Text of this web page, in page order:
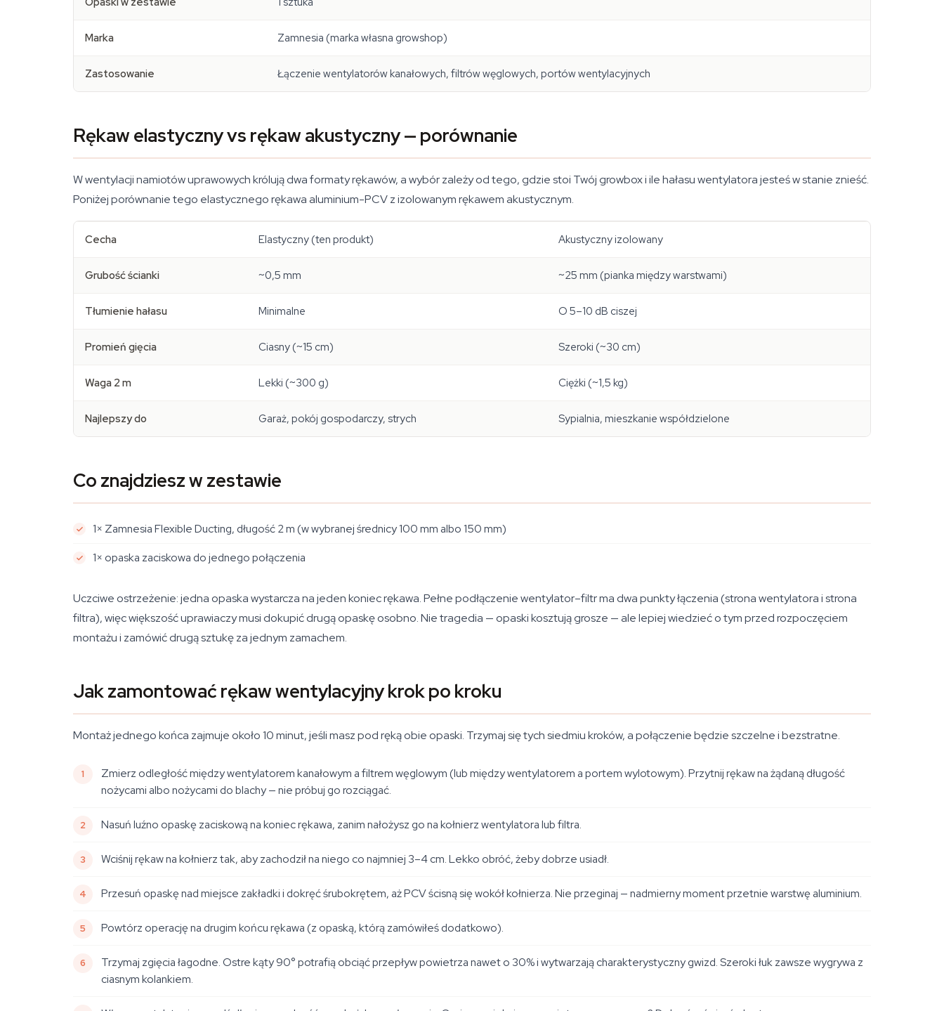
Marka Zamnesia (marka własna growshop)
Zastosowanie Łączenie wentylatorów kanałowych, filtrów węglowych, portów wentylacyjnych
Rękaw elastyczny vs rękaw akustyczny — porównanie
W wentylacji namiotów uprawowych królują dwa formaty rękawów, a wybór zależy od tego, gdzie stoi Twój growbox i ile hałasu wentylatora jesteś w stanie znieść.
Poniżej porównanie tego elastycznego rękawa aluminium-PCV z izolowanym rękawem akustycznym.
Cecha Elastyczny (ten produkt) Akustyczny izolowany
Grubość ścianki ~0,5 mm ~25 mm (pianka między warstwami)
Tłumienie hałasu Minimalne O 5–10 dB ciszej
Promień gięcia Ciasny (~15 cm) Szeroki (~30 cm)
Waga 2 m Lekki (~300 g) Ciężki (~1,5 kg)
Najlepszy do Garaż, pokój gospodarczy, strych Sypialnia, mieszkanie współdzielone
Co znajdziesz w zestawie
1× Zamnesia Flexible Ducting, długość 2 m (w wybranej średnicy 100 mm albo 150 mm)
1× opaska zaciskowa do jednego połączenia
Uczciwe ostrzeżenie: jedna opaska wystarcza na jeden koniec rękawa. Pełne podłączenie wentylator–filtr ma dwa punkty łączenia (strona wentylatora i strona
filtra), więc większość uprawiaczy musi dokupić drugą opaskę osobno. Nie tragedia — opaski kosztują grosze — ale lepiej wiedzieć o tym przed rozpoczęciem
montażu i zamówić drugą sztukę za jednym zamachem.
Jak zamontować rękaw wentylacyjny krok po kroku
Montaż jednego końca zajmuje około 10 minut, jeśli masz pod ręką obie opaski. Trzymaj się tych siedmiu kroków, a połączenie będzie szczelne i bezstratne.
Zmierz odległość między wentylatorem kanałowym a filtrem węglowym (lub między wentylatorem a portem wylotowym). Przytnij rękaw na żądaną długość
nożycami albo nożycami do blachy — nie próbuj go rozciągać.
Nasuń luźno opaskę zaciskową na koniec rękawa, zanim nałożysz go na kołnierz wentylatora lub filtra.
Wciśnij rękaw na kołnierz tak, aby zachodził na niego co najmniej 3–4 cm. Lekko obróć, żeby dobrze usiadł.
Przesuń opaskę nad miejsce zakładki i dokręć śrubokrętem, aż PCV ścisną się wokół kołnierza. Nie przeginaj — nadmierny moment przetnie warstwę aluminium.
Powtórz operację na drugim końcu rękawa (z opaską, którą zamówiłeś dodatkowo).
Trzymaj zgięcia łagodne. Ostre kąty 90° potrafią obciąć przepływ powietrza nawet o 30% i wytwarzają charakterystyczny gwizd. Szeroki łuk zawsze wygrywa z
ciasnym kolankiem.